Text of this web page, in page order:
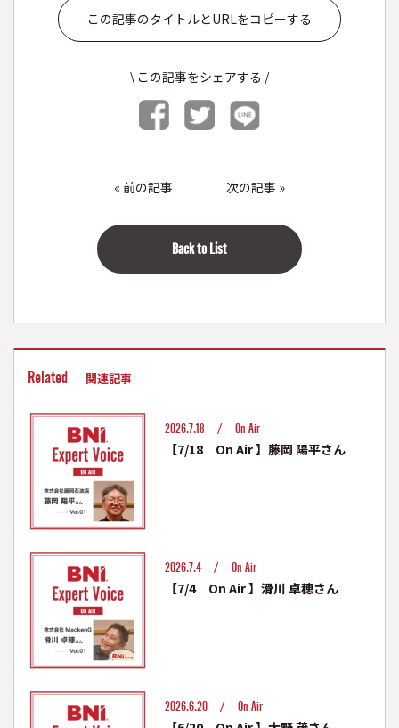
この記事のタイトルとURLをコピーする
\ この記事をシェアする /
« 前の記事 次の記事 »
Back to List
Related 関連記事
2026.7.18 /On Air
【7/18 On Air 】藤岡 陽平さん
2026.7.4 /On Air
【7/4 On Air 】滑川 卓穂さん
2026.6.20 /On Air